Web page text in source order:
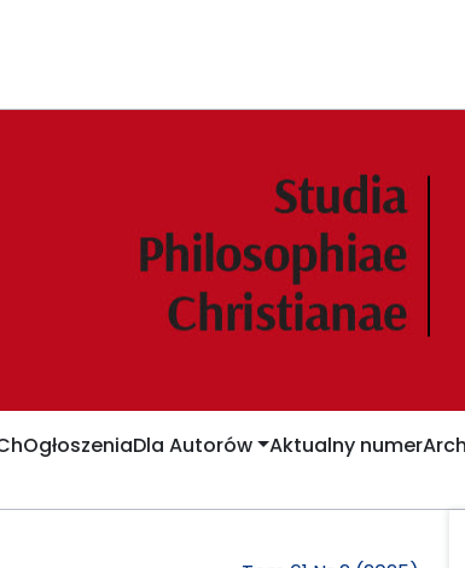
OgłoszeniaDla Autorów Aktualny numer